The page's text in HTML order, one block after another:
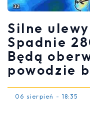
Silne
Spadnie
Będą
powodzie
06 sierpień - 18:35